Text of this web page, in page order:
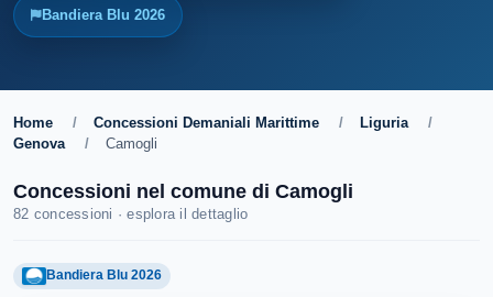
Bandiera Blu 2026
Home / Concessioni Demaniali Marittime / Liguria
/
Genova
/ Camogli
Concessioni nel comune di Camogli
82 concessioni · esplora il dettaglio
Bandiera Blu 2026